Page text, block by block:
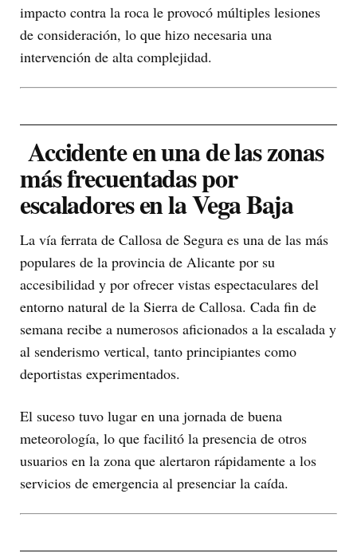
impacto contra la roca le provocó múltiples lesiones
de consideración, lo que hizo necesaria una
intervención de alta complejidad.
Accidente en una de las zonas
más frecuentadas por
escaladores en la Vega Baja
La vía ferrata de Callosa de Segura es una de las más
populares de la provincia de Alicante por su
accesibilidad y por ofrecer vistas espectaculares del
entorno natural de la Sierra de Callosa. Cada fin de
semana recibe a numerosos aficionados a la escalada y
al senderismo vertical, tanto principiantes como
deportistas experimentados.
El suceso tuvo lugar en una jornada de buena
meteorología, lo que facilitó la presencia de otros
usuarios en la zona que alertaron rápidamente a los
servicios de emergencia al presenciar la caída.